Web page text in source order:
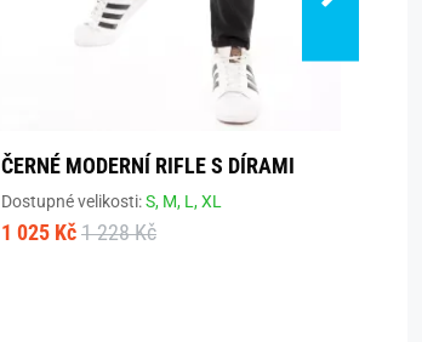
ČERNÉ MODERNÍ RIFLE S DÍRAMI
Dostupné velikosti:S, M, L,XL
1 025 Kč 1 228 Kč